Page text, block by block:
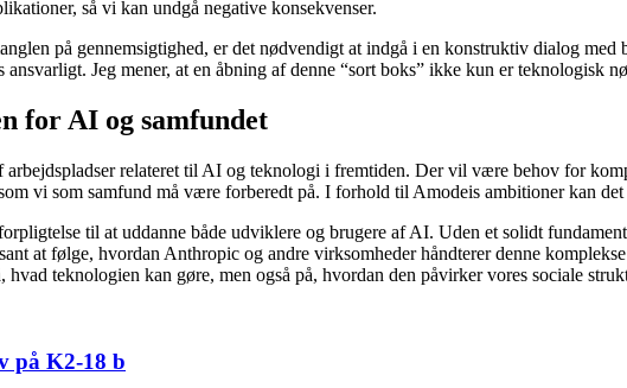
så vi kan undgå negative konsekvenser.
på gennemsigtighed, er det nødvendigt at indgå i en konstruktiv dialog
Jeg mener, at en åbning af denne “sort boks” ikke kun er teknologisk
for AI og samfundet
relateret til AI og teknologi i fremtiden. Der vil være behov for
vi som samfund må være forberedt på. I forhold til Amodeis ambitioner kan
til at uddanne både udviklere og brugere af AI. Uden et solidt
at følge, hvordan Anthropic og andre virksomheder håndterer denne
teknologien kan gøre, men også på, hvordan den påvirker vores sociale
på K2-18 b